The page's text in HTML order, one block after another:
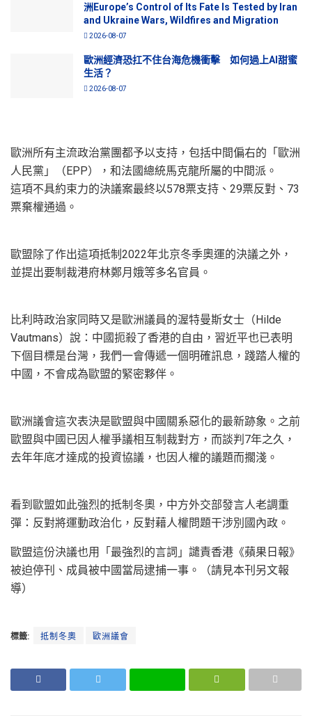
洲Europe’s Control of Its Fate Is Tested by Iran
and Ukraine Wars, Wildfires and Migration
2026-08-07
歐洲經濟恐扛不住台海危機衝擊 如何過上AI甜蜜
生活？
2026-08-07
歐洲所有主流政治黨團都予以支持，包括中間偏右的「歐洲
人民黨」（EPP），和法國總統馬克龍所屬的中間派。
這項不具約束力的決議案最終以578票支持、29票反對、73
票棄權通過。
歐盟除了作出這項抵制2022年北京冬季奧運的決議之外，
並提出要制裁港府林鄭月娥等多名官員。
比利時政治家同時又是歐洲議員的渥特曼斯女士（Hilde
Vautmans）說：中國扼殺了香港的自由，習近平也已表明
下個目標是台灣，我們一會傳遞一個明確訊息，踐踏人權的
中國，不會成為歐盟的緊密夥伴。
歐洲議會這次表決是歐盟與中國關系惡化的最新跡象。之前
歐盟與中國已因人權爭議相互制裁對方，而談判7年之久，
去年年底才達成的投資協議，也因人權的議題而擱淺。
看到歐盟如此強烈的抵制冬奧，中方外交部發言人老調重
彈：反對將運動政治化，反對藉人權問題干涉別國內政。
歐盟這份決議也用「最強烈的言詞」譴責香港《蘋果日報》
被迫停刊、成員被中國當局逮捕一事。（請見本刊另文報
導）
標籤: 抵制冬奧 歐洲議會